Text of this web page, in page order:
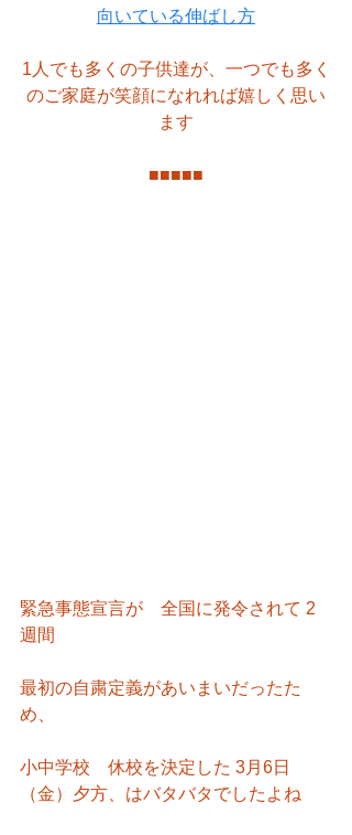
向いている伸ばし方
1人でも多くの子供達が、一つでも多く
のご家庭が笑顔になれれば嬉しく思い
ます
■■■■■
緊急事態宣言が　全国に発令されて 2
週間
最初の自粛定義があいまいだったた
め、
小中学校　休校を決定した 3月6日
（金）夕方、はバタバタでしたよね